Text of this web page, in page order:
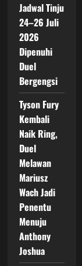
Jadwal Tinju
24–26 Juli
2026
Dipenuhi
Duel
Bergengsi
Tyson Fury
Kembali
Naik Ring,
Duel
Melawan
Mariusz
Wach Jadi
Penentu
Menuju
Anthony
Joshua